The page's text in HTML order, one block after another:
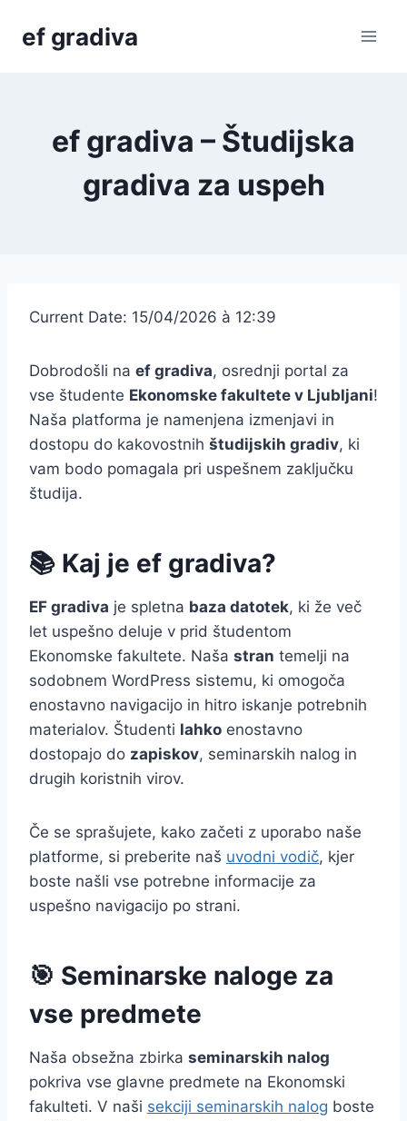
ef gradiva
ef gradiva – Študijska
gradiva za uspeh
Current Date: 15/04/2026 à 12:39
Dobrodošli na ef gradiva, osrednji portal za
vse študente Ekonomske fakultete v Ljubljani!
Naša platforma je namenjena izmenjavi in
dostopu do kakovostnih študijskih gradiv, ki
vam bodo pomagala pri uspešnem zaključku
študija.
📚 Kaj je ef gradiva?
EF gradiva je spletna baza datotek, ki že več
let uspešno deluje v prid študentom
Ekonomske fakultete. Naša stran temelji na
sodobnem WordPress sistemu, ki omogoča
enostavno navigacijo in hitro iskanje potrebnih
materialov. Študenti lahko enostavno
dostopajo do zapiskov, seminarskih nalog in
drugih koristnih virov.
Če se sprašujete, kako začeti z uporabo naše
platforme, si preberite naš uvodni vodič, kjer
boste našli vse potrebne informacije za
uspešno navigacijo po strani.
🎯 Seminarske naloge za
vse predmete
Naša obsežna zbirka seminarskih nalog
pokriva vse glavne predmete na Ekonomski
fakulteti. V naši sekciji seminarskih nalog boste